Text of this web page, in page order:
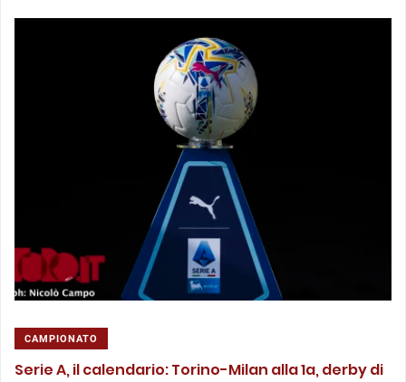
CAMPIONATO
Serie A, il calendario: Torino-Milan alla 1a, derby di